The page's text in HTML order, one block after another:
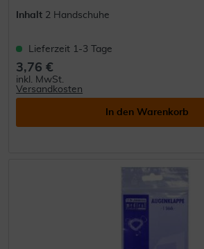
Inhalt 2 Handschuhe
Lieferzeit 1-3 Tage
3,76 €
inkl. MwSt.
Versandkosten
In den Warenkorb